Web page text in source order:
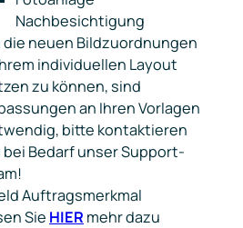
Nachbesichtigung
die neuen Bildzuordnungen
individuellen Layout
zu können, sind
an Ihren Vorlagen
bitte kontaktieren
bei Bedarf unser Support-
Auftragsmerkmal
Sie HIER mehr dazu